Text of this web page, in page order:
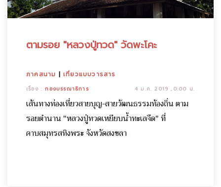
ตามรอย "หลวงปู่ทวด" วัดพะโคะ
ภาคสนาม |เที่ยวแบบวารสาร
เรื่อง :กองบรรณาธิการ 4 ม.ค. 2019 ,0:00 น.
เส้นทางท่องเที่ยวสายบุญ-สายวัฒนธรรมท้องถิ่น ตาม
รอยตำนาน "หลวงปู่ทวดเหยียบน้ำทะเลจืด" ที่
คาบสมุทรสทิงพระ จังหวัดสงขลา